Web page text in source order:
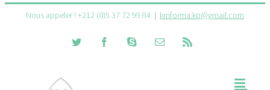
Nous appeler ! +212 (0)5 37 72 99 84 | kmforma.kp@gmail.com
Twitter FacebookSkype Email